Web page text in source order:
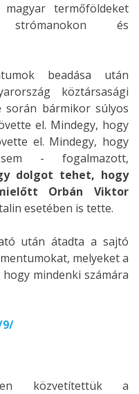
termőföldeket
strómanokon és
beadása után
köztársasági
során bármikor súlyos
el. Mindegy, hogy
el. Mindegy, hogy
- fogalmazott,
dolgot tehet, hogy
Orbán Viktor
esetében is tette.
után átadta a sajtó
melyeket a
mindenki számára
9/
közvetítettük a